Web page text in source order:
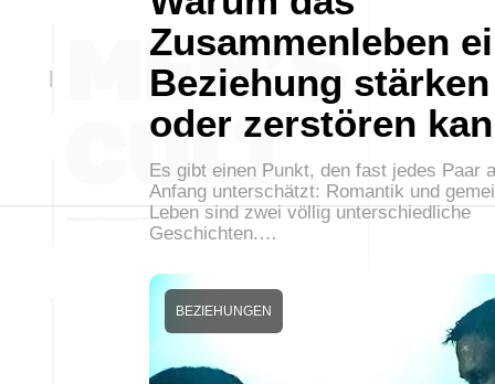
Zusammenleben
Beziehung stärken
oder zerstören
Es gibt einen Punkt, den fast jedes Paar
Anfang unterschätzt: Romantik und
Leben sind zwei völlig unterschiedliche
Geschichten.…
BEZIEHUNGEN